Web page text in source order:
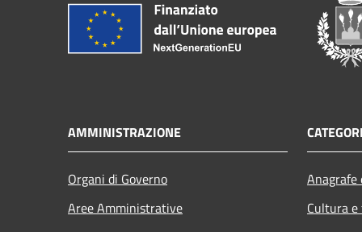
AMMINISTRAZIONE
Organi di Governo
Aree Amministrative
Cultura